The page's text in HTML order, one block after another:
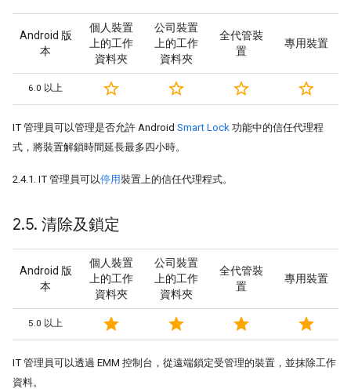
Android 版
本
個人裝置
上的工作
資料夾
公司裝置
上的工作
資料夾
全代管裝
置
專用裝置
6.0 以上 star_border star_border star_border star_border
IT 管理員可以管理是否允許 Android Smart Lock 功能中的信任代理程
式，將裝置解鎖時間延長最多四小時。
2.4.1. IT 管理員可以停用裝置上的信任代理程式。
2.5. 清除及鎖定
Android 版
本
個人裝置
上的工作
資料夾
公司裝置
上的工作
資料夾
全代管裝
置
專用裝置
5.0 以上 star star star star
IT 管理員可以透過 EMM 控制台，從遠端鎖定受管理的裝置，並抹除工作
資料。